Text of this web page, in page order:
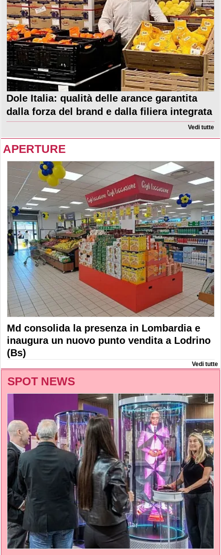
Dole Italia: qualità delle arance garantita
dalla forza del brand e dalla filiera integrata
Vedi tutte
APERTURE
Md consolida la presenza in Lombardia e
inaugura un nuovo punto vendita a Lodrino
(Bs)
Vedi tutte
SPOT NEWS